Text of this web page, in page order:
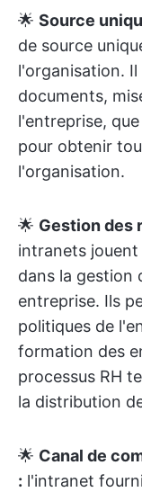
🌟 Source
de source
l'organisation.
documents,
l'entreprise,
pour obtenir
l'organisation.
🌟 Gestion des
intranets jouent
dans la gestion
entreprise. Ils
politiques de
formation des
processus RH
la distribution
🌟 Canal de
: l'intranet